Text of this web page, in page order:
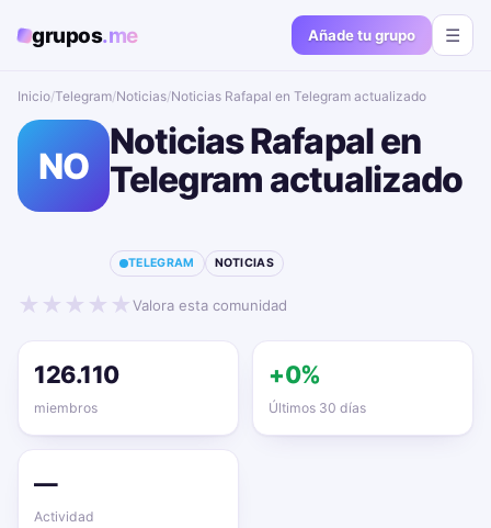
grupos.me Añade tu grupo ☰
Inicio/Telegram/Noticias/Noticias Rafapal en Telegram actualizado📱🔥
NO
Noticias Rafapal en
Telegram actualizado
TELEGRAM NOTICIAS
★ ★ ★ ★ ★Valora esta comunidad
126.110
miembros
+0%
Últimos 30 días
—
Actividad